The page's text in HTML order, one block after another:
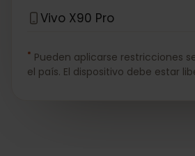
Vivo X90 Pro
* Pueden aplicarse restricciones
el país. El dispositivo debe estar